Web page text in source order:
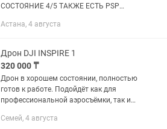
СОСТОЯНИЕ 4/5 ТАКЖЕ ЕСТЬ PSP
ВСЕМ ГОРОДАМ ПО КАЗПОЧТЕ продам
Астана, 4 августа
Дрон DJI INSPIRE 1
320 000 ₸
Дрон в хорошем состоянии, полностью
готов к работе. Подойдёт как для
профессиональной аэросъёмки, так и
Характеристики: Съёмка видео в 4K и
Семей, 4 августа